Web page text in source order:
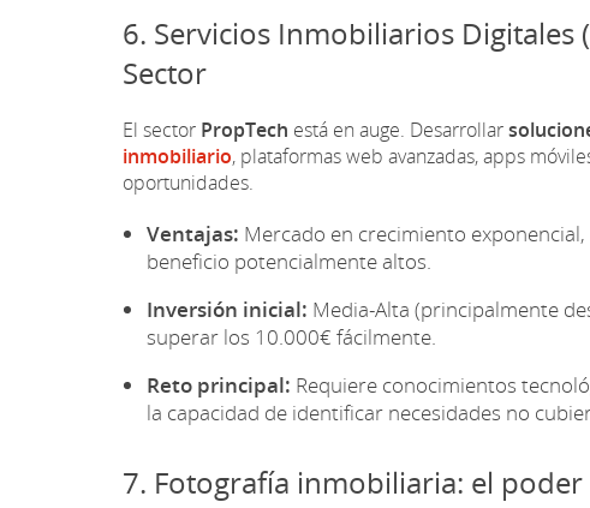
6. Servicios Inmobiliarios Digitales
Sector
El sector PropTech está en auge. Desarrollar
inmobiliario, plataformas web avanzadas, apps
oportunidades.
Ventajas: Mercado en crecimiento
beneficio potencialmente altos.
Inversión inicial: Media-Alta (principalmente
superar los 10.000€ fácilmente.
Reto principal: Requiere conocimientos
la capacidad de identificar necesidades no
7. Fotografía inmobiliaria: el